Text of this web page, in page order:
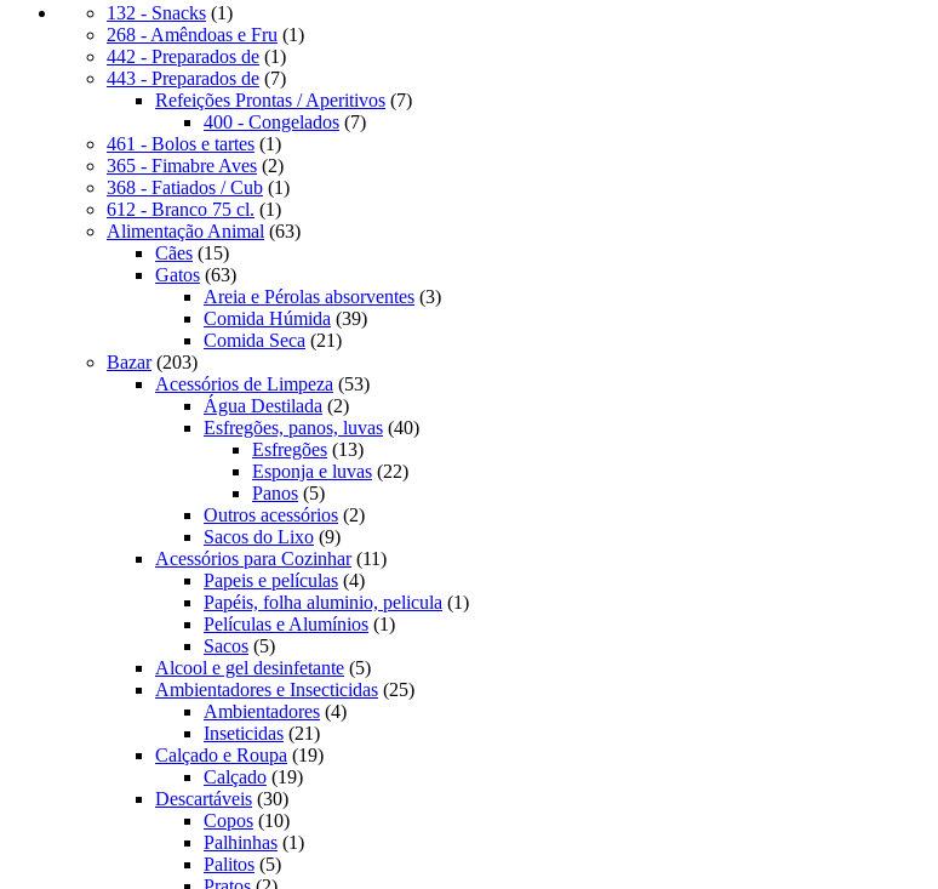
132 - Snacks 11
produto
268 - Amêndoas e Fru 11
442 - Preparados de 11
produto
443 - Preparados de 77
produtos
Refeições Prontas / Aperitivos 77
400 - Congelados 77
461 - Bolos e tartes 11
produto
365 - Fimabre Aves 22
produtos
368 - Fatiados / Cub 11
612 - Branco 75 cl. 11
produto
Alimentação Animal 6363
Cães 1515
produtos
Gatos 6363
produtos
Areia e Pérolas absorventes 33
Comida Húmida 3939
Comida Seca 2121
Bazar 203203
produtos
Acessórios de Limpeza 5353
Água Destilada 22
produtos
Esfregões, panos, luvas 4040
Esfregões 1313
produtos
Esponja e luvas 2222
Panos 55
produtos
Outros acessórios 22
Sacos do Lixo 99
produtos
Acessórios para Cozinhar 1111
Papeis e películas 44
produtos
Papéis, folha aluminio, pelicula 11
Películas e Alumínios 11
Sacos 55
produtos
Alcool e gel desinfetante 55
produtos
Ambientadores e Insecticidas 2525
Ambientadores 44
Inseticidas 2121
produtos
Calçado e Roupa 1919
Calçado 1919
Descartáveis 3030
produtos
Copos 1010
produtos
Palhinhas 11
Palitos 55
produtos
2